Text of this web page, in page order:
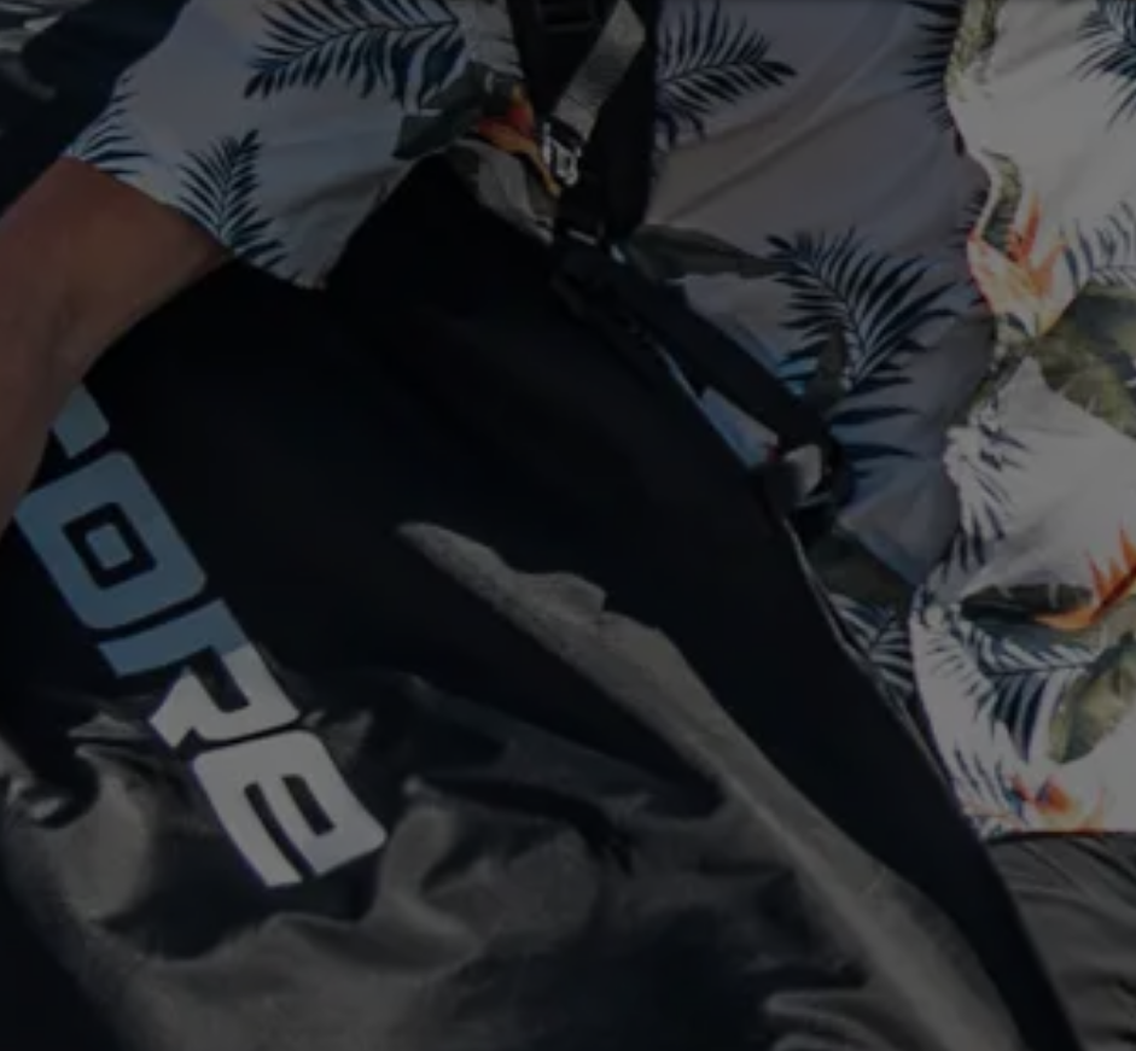
TWINTIP 140 x 43
ca. 152 x 54 x 3 cm
Boardgröße:
bis max. ca. 140 x 43
ein Twintip inklusive Zubehör
ca. 1,16 kg
Maße:
ca. 166 x 60 x 3 cm
Boardgröße: bis max. ca. 155 x 48
Gear:ein großes Leichtwind Twintip
Gewicht:
ca. 1,42 kg
STUBBY 5’4’’ x 20’’
Maße:
Boardgröße:
bis max. ca. 163 x 51cm / 5'4" x 20"
Gear:
ein Surfboard mit abgeschnittener Nase (Stubby) inklusive Zubehör
Gewicht:
Boardgröße:
bis max. ca. 190 x
ein klassisch geformtes Kite